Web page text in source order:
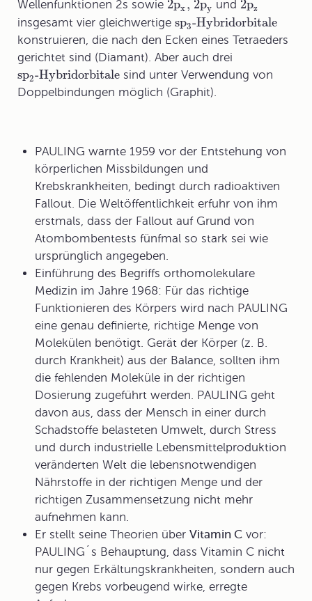
Wellenfunktionen 2s sowie 2px, 2py und 2pz
insgesamt vier gleichwertige sp3-Hybridorbitale
konstruieren, die nach den Ecken eines Tetraeders
gerichtet sind (Diamant). Aber auch drei
sp2-Hybridorbitale sind unter Verwendung von
Doppelbindungen möglich (Graphit).
PAULING warnte 1959 vor der Entstehung von
körperlichen Missbildungen und
Krebskrankheiten, bedingt durch radioaktiven
Fallout. Die Weltöffentlichkeit erfuhr von ihm
erstmals, dass der Fallout auf Grund von
Atombombentests fünfmal so stark sei wie
ursprünglich angegeben.
Einführung des Begriffs orthomolekulare
Medizin im Jahre 1968: Für das richtige
Funktionieren des Körpers wird nach PAULING
eine genau definierte, richtige Menge von
Molekülen benötigt. Gerät der Körper (z. B.
durch Krankheit) aus der Balance, sollten ihm
die fehlenden Moleküle in der richtigen
Dosierung zugeführt werden. PAULING geht
davon aus, dass der Mensch in einer durch
Schadstoffe belasteten Umwelt, durch Stress
und durch industrielle Lebensmittelproduktion
veränderten Welt die lebensnotwendigen
Nährstoffe in der richtigen Menge und der
richtigen Zusammensetzung nicht mehr
aufnehmen kann.
Er stellt seine Theorien über Vitamin C vor:
PAULING´s Behauptung, dass Vitamin C nicht
nur gegen Erkältungskrankheiten, sondern auch
gegen Krebs vorbeugend wirke, erregte